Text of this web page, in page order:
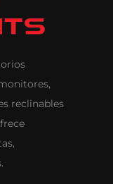
reclinables